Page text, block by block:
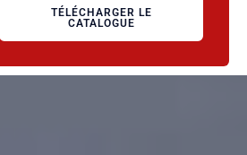
TÉLÉCHARGER LE
CATALOGUE